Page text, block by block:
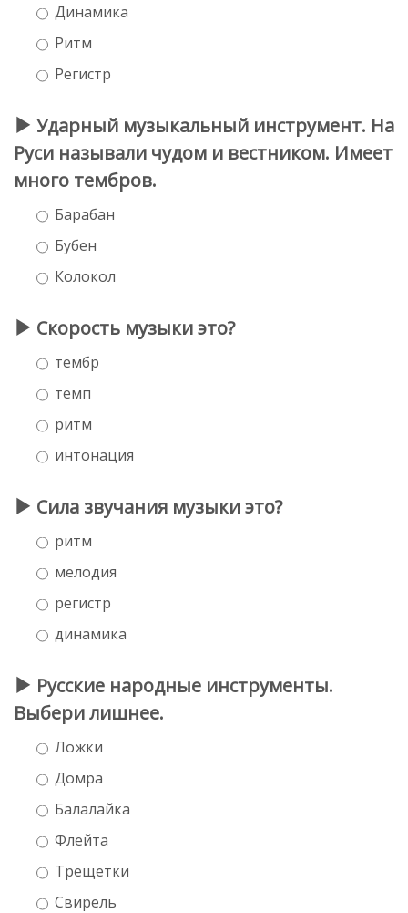
Динамика
Ритм
Регистр
Ударный музыкальный инструмент. На
Руси называли чудом и вестником. Имеет
много тембров.
Барабан
Бубен
Колокол
Скорость музыки это?
тембр
темп
ритм
интонация
Сила звучания музыки это?
ритм
мелодия
регистр
динамика
Русские народные инструменты.
Выбери лишнее.
Ложки
Домра
Балалайка
Флейта
Трещетки
Свирель